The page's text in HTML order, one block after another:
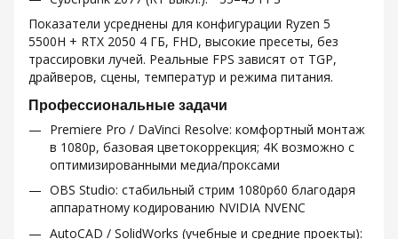
Показатели усреднены для конфигурации Ryzen 5
5500H + RTX 2050 4 ГБ, FHD, высокие пресеты, без
трассировки лучей. Реальные FPS зависят от TGP,
драйверов, сцены, температур и режима питания.
Профессиональные задачи
Premiere Pro / DaVinci Resolve: комфортный монтаж
в 1080p, базовая цветокоррекция; 4K возможно с
оптимизированными медиа/проксами
OBS Studio: стабильный стрим 1080p60 благодаря
аппаратному кодированию NVIDIA NVENC
AutoCAD / SolidWorks (учебные и средние проекты):